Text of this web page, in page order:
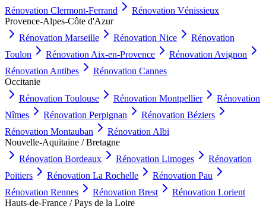
Rénovation Clermont-Ferrand Rénovation Vénissieux
Provence-Alpes-Côte d'Azur
Rénovation Marseille Rénovation Nice
Rénovation
Toulon
Rénovation Aix-en-Provence Rénovation Avignon
Rénovation Antibes Rénovation Cannes
Occitanie
Rénovation Toulouse Rénovation Montpellier
Rénovation
Nîmes
Rénovation Perpignan Rénovation Béziers
Rénovation Montauban Rénovation Albi
Nouvelle-Aquitaine / Bretagne
Rénovation Bordeaux Rénovation Limoges
Rénovation
Poitiers
Rénovation La Rochelle Rénovation Pau
Rénovation Rennes Rénovation Brest Rénovation Lorient
Hauts-de-France / Pays de la Loire